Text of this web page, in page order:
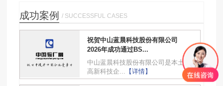
成功案例 / SUCCESSFUL CASES
祝贺中山蓝晨科技股份有限公司
2026年成功通过BS...
中山蓝晨科技股份有限公司是本土
高新科技企...
【详情】